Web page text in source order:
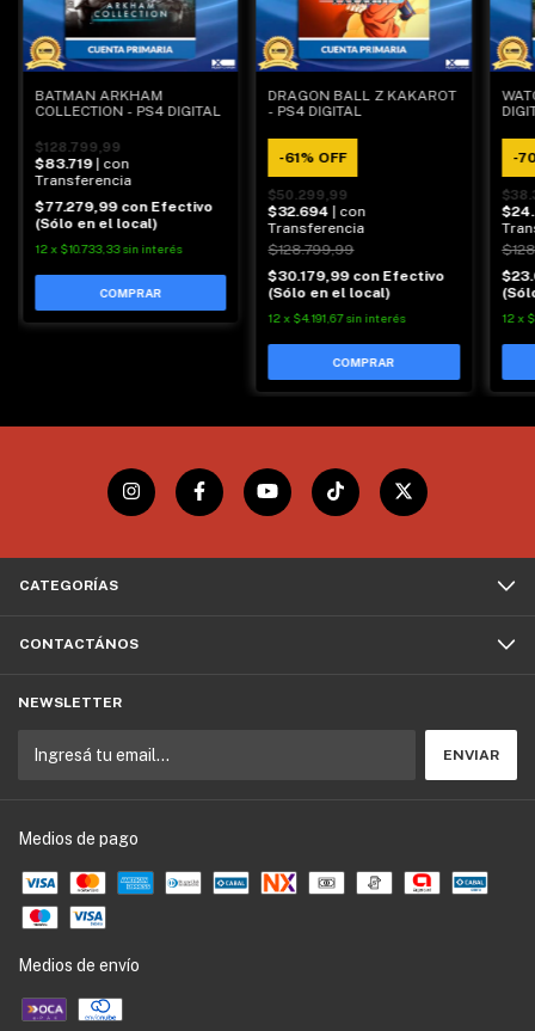
BATMAN ARKHAM
COLLECTION - PS4 DIGITAL
$128.799,99
$83.719 | con
Transferencia
$77.279,99 con Efectivo
(Sólo en el local)
12 x $10.733,33 sin interés
DRAGON BALL Z KAKAROT
- PS4 DIGITAL
-61% OFF
$50.299,99
$32.694 | con
Transferencia
$128.799,99
$30.179,99 con Efectivo
(Sólo en el local)
12 x $4.191,67 sin interés
-
12 x
CATEGORÍAS
CONTACTÁNOS
NEWSLETTER
Medios de pago
Medios de envío